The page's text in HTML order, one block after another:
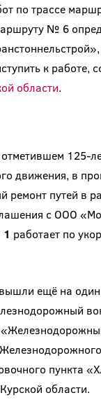
по трассе
№ 6
к работе,
области.
125-
движения, в
ремонт путей в
с ООО
работает по
ещё на один
пункта
области.